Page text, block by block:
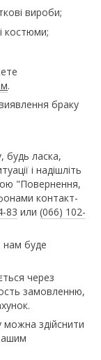
вироби;
костюми;
.
браку
ласка,
і надішліть
"Повернення,
контакт-
83 или (066) 102-
нам буде
через
замовленню,
можна здійснити